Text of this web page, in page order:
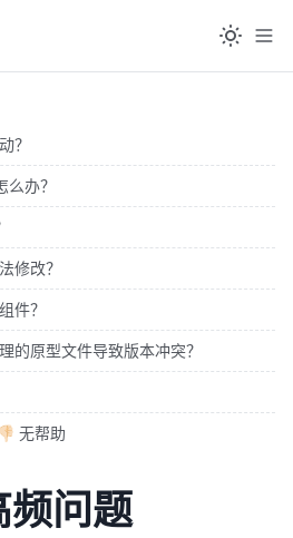
频问题
？
办？
修改？
件？
的原型文件导致版本冲突？
无帮助